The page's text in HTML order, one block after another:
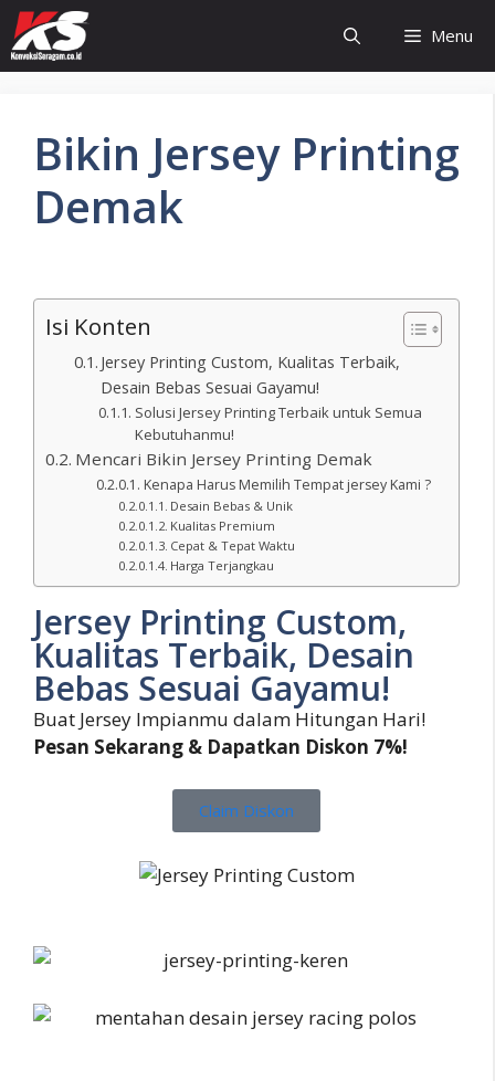
Menu
Bikin Jersey Printing
Demak
Isi Konten
Jersey Printing Custom, Kualitas Terbaik,
Desain Bebas Sesuai Gayamu!
Solusi Jersey Printing Terbaik untuk Semua
Kebutuhanmu!
Mencari Bikin Jersey Printing Demak
Kenapa Harus Memilih Tempat jersey Kami ?
Desain Bebas & Unik
Kualitas Premium
Cepat & Tepat Waktu
Harga Terjangkau
Jersey Printing Custom,
Kualitas Terbaik, Desain
Bebas Sesuai Gayamu!
Buat Jersey Impianmu dalam Hitungan Hari!
Pesan Sekarang & Dapatkan Diskon 7%!
Claim Diskon